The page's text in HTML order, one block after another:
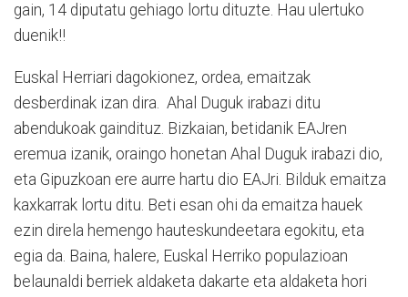
gain, 14 diputatu gehiago lortu dituzte. Hau ulertuko
duenik!!
Euskal Herriari dagokionez, ordea, emaitzak
desberdinak izan dira. Ahal Duguk irabazi ditu
abendukoak gaindituz. Bizkaian, betidanik EAJren
eremua izanik, oraingo honetan Ahal Duguk irabazi dio,
eta Gipuzkoan ere aurre hartu dio EAJri. Bilduk emaitza
kaxkarrak lortu ditu. Beti esan ohi da emaitza hauek
ezin direla hemengo hauteskundeetara egokitu, eta
egia da. Baina, halere, Euskal Herriko populazioan
belaunaldi berriek aldaketa dakarte eta aldaketa hori